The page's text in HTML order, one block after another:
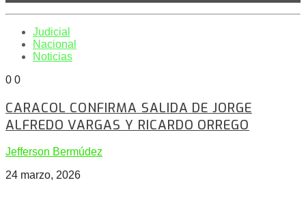
Judicial
Nacional
Noticias
0 0
CARACOL CONFIRMA SALIDA DE JORGE
ALFREDO VARGAS Y RICARDO ORREGO
Jefferson Bermúdez
24 marzo, 2026